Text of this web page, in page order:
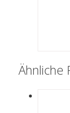
Ähnliche